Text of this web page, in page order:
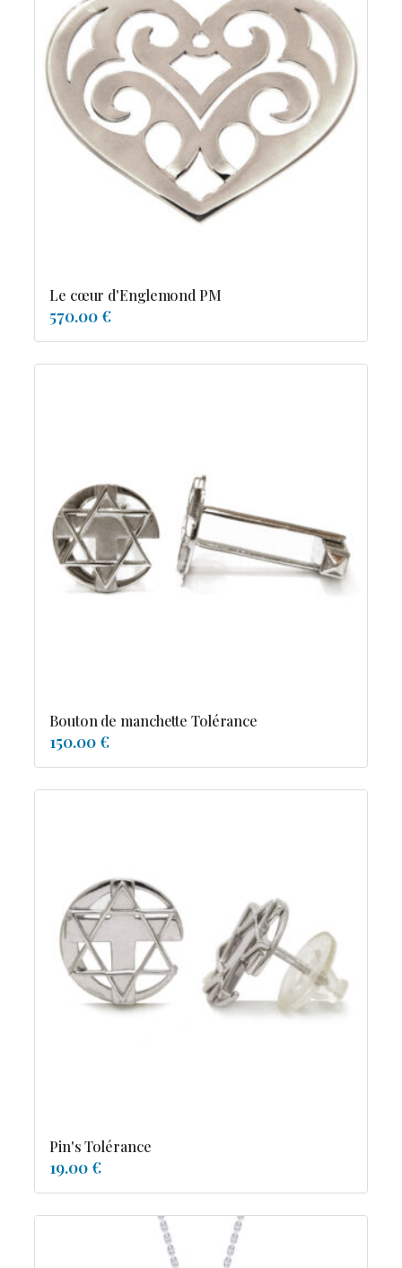
Le cœur d'Englemond PM
570.00 €
Bouton de manchette Tolérance
150.00 €
Pin's Tolérance
19.00 €